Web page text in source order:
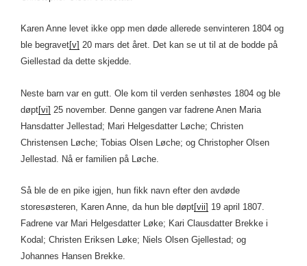
Karen Anne levet ikke opp men døde allerede senvinteren 1804 og
ble begravet[v] 20 mars det året. Det kan se ut til at de bodde på
Giellestad da dette skjedde.
Neste barn var en gutt. Ole kom til verden senhøstes 1804 og ble
døpt[vi] 25 november. Denne gangen var fadrene Anen Maria
Hansdatter Jellestad; Mari Helgesdatter Løche; Christen
Christensen Løche; Tobias Olsen Løche; og Christopher Olsen
Jellestad. Nå er familien på Løche.
Så ble de en pike igjen, hun fikk navn efter den avdøde
storesøsteren, Karen Anne, da hun ble døpt[vii] 19 april 1807.
Fadrene var Mari Helgesdatter Løke; Kari Clausdatter Brekke i
Kodal; Christen Eriksen Løke; Niels Olsen Gjellestad; og
Johannes Hansen Brekke.